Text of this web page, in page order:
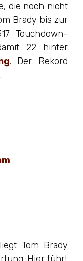
die noch nicht
Brady bis zur
Touchdown-
22 hinter
. Der Rekord
Tom Brady